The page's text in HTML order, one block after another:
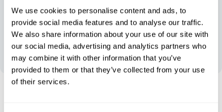
We use cookies to personalise content and ads, to
provide social media features and to analyse our traffic.
We also share information about your use of our site with
our social media, advertising and analytics partners who
may combine it with other information that you’ve
provided to them or that they’ve collected from your use
of their services.
onze
uitmuntendheid